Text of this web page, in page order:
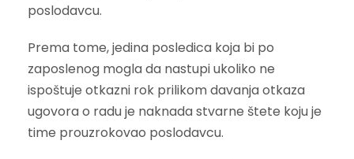
poslodavcu.
Prema tome, jedina posledica koja bi po
zaposlenog mogla da nastupi ukoliko ne
ispoštuje otkazni rok prilikom davanja otkaza
ugovora o radu je naknada stvarne štete koju je
time prouzrokovao poslodavcu.